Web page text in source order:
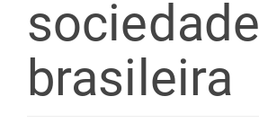
sociedade
brasileira